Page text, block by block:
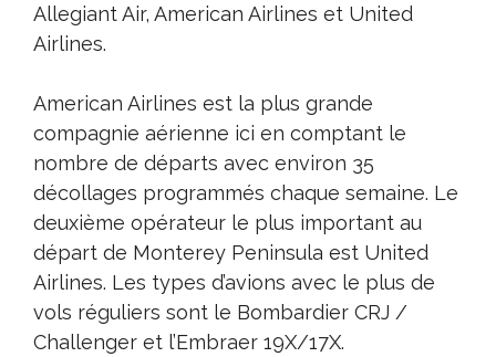
Allegiant Air, American Airlines et United
Airlines.
American Airlines est la plus grande
compagnie aérienne ici en comptant le
nombre de départs avec environ 35
décollages programmés chaque semaine. Le
deuxième opérateur le plus important au
départ de Monterey Peninsula est United
Airlines. Les types d’avions avec le plus de
vols réguliers sont le Bombardier CRJ /
Challenger et l’Embraer 19X/17X.